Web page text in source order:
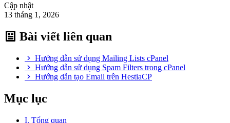
Cập nhật
13 tháng 1, 2026
Bài viết liên quan
Hướng dẫn sử dụng Mailing Lists cPanel
Hướng dẫn sử dụng Spam Filters trong cPanel
Hướng dẫn tạo Email trên HestiaCP
Mục lục
I. Tổng quan